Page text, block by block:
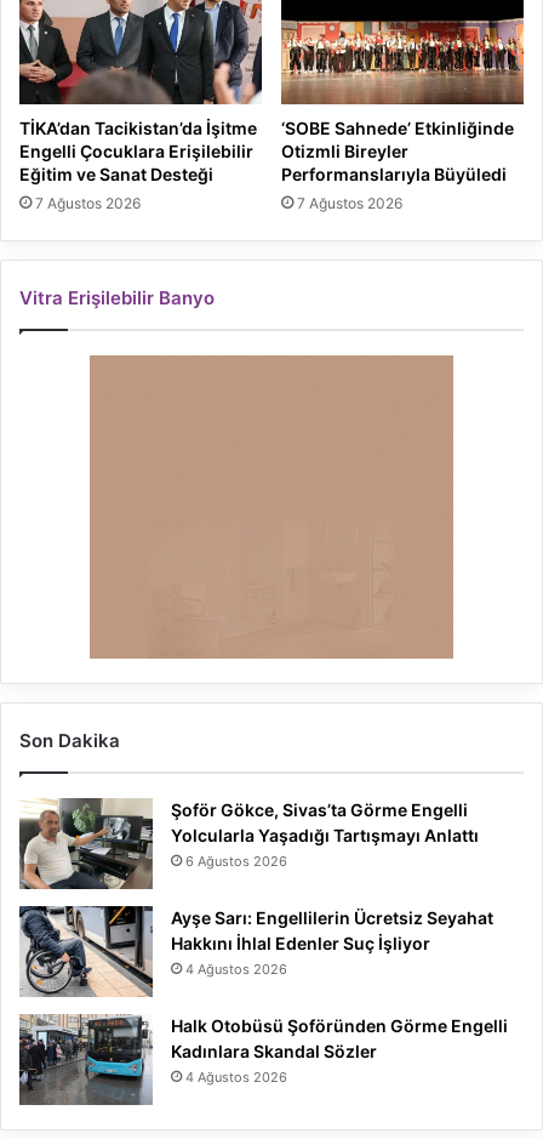
TİKA’dan Tacikistan’da İşitme
Engelli Çocuklara Erişilebilir
Eğitim ve Sanat Desteği
7 Ağustos 2026
‘SOBE Sahnede’ Etkinliğinde
Otizmli Bireyler
Performanslarıyla Büyüledi
7 Ağustos 2026
Vitra Erişilebilir Banyo
Son Dakika
Şoför Gökce, Sivas’ta Görme Engelli
Yolcularla Yaşadığı Tartışmayı Anlattı
6 Ağustos 2026
Ayşe Sarı: Engellilerin Ücretsiz Seyahat
Hakkını İhlal Edenler Suç İşliyor
4 Ağustos 2026
Halk Otobüsü Şoföründen Görme Engelli
Kadınlara Skandal Sözler
4 Ağustos 2026